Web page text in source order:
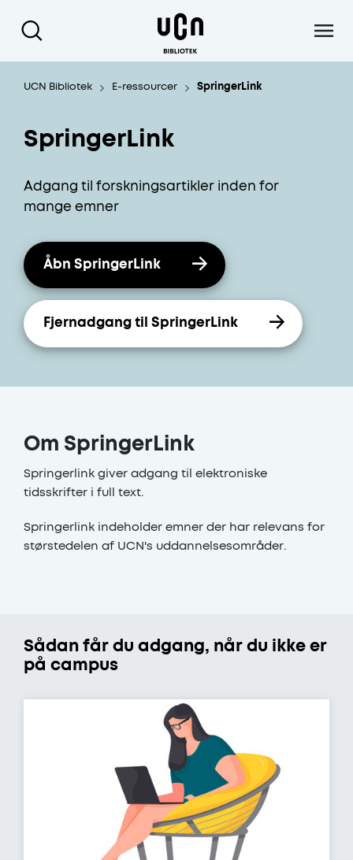
UCN Bibliotek E-ressourcer SpringerLink
SpringerLink
Adgang til forskningsartikler inden for
mange emner
Åbn SpringerLink
Fjernadgang til SpringerLink
Om SpringerLink
Springerlink giver adgang til elektroniske
tidsskrifter i full text.
Springerlink indeholder emner der har relevans for
størstedelen af UCN's uddannelsesområder.
Sådan får du adgang, når du ikke er
på campus